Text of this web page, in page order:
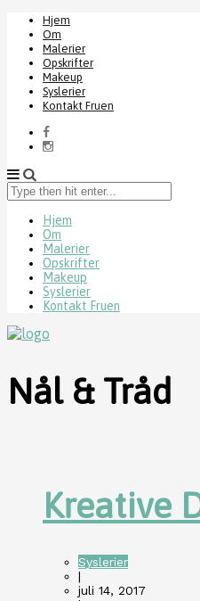
Hjem
Om
Malerier
Opskrifter
Makeup
Syslerier
Kontakt Fruen
Type
then
enter...
Hjem
Om
Malerier
Opskrifter
Makeup
Syslerier
Kontakt Fruen
Nål & Tråd
Kreative
Syslerier
|
juli 14, 2017